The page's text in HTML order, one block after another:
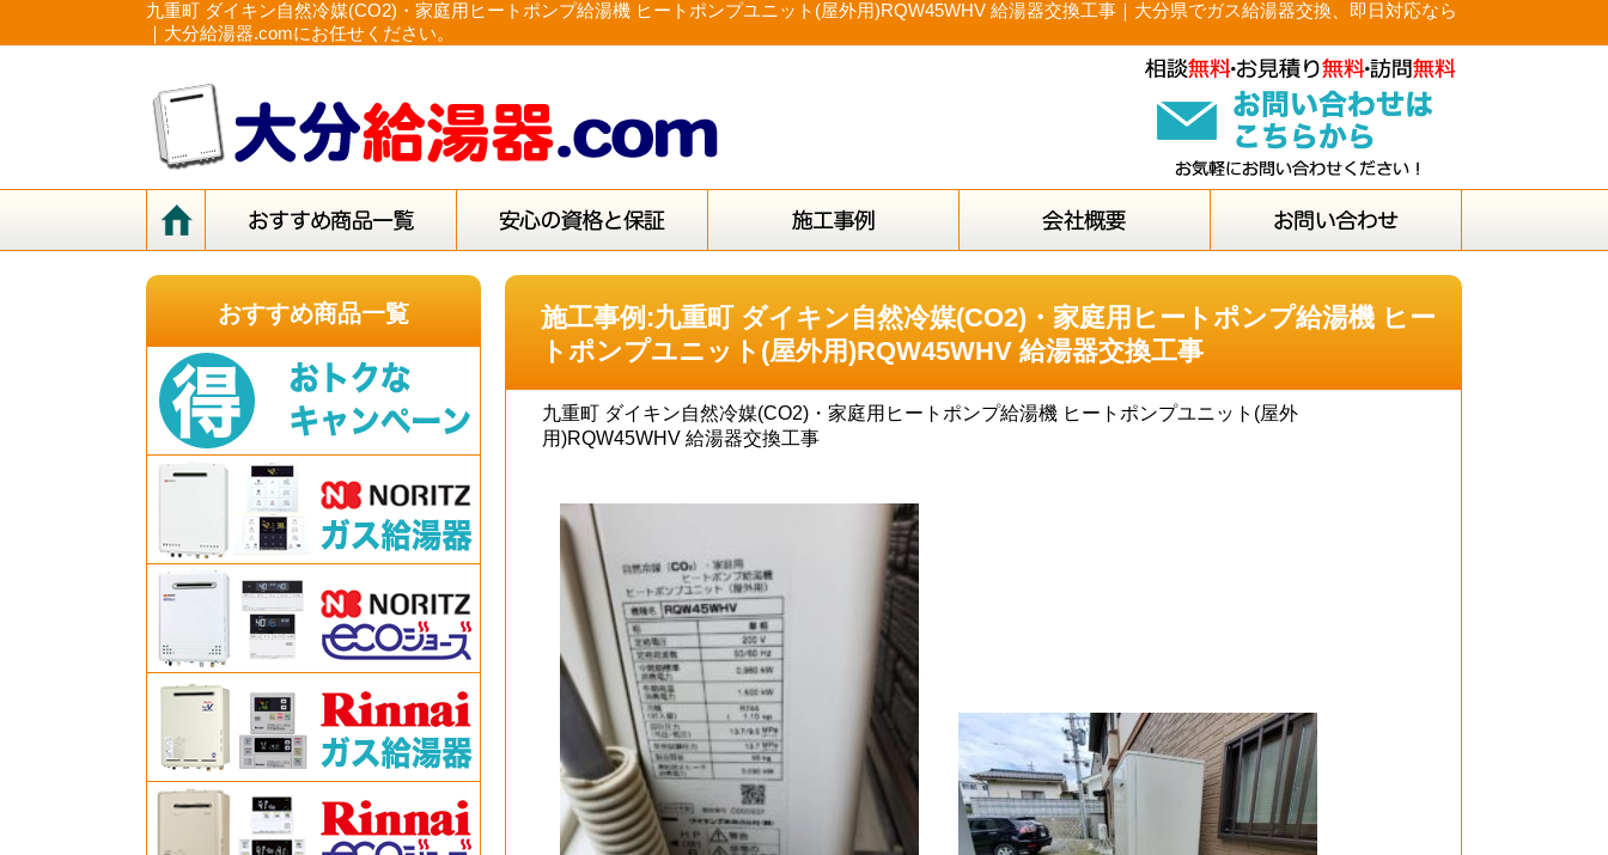
九重町 ダイキン自然冷媒(CO2)・家庭用ヒートポンプ給湯機 ヒートポンプユニット(屋外用)RQW45WHV 給湯器交換工事｜大分県でガス給湯器交換、即日対応なら
｜大分給湯器.comにお任せください。
施工事例:九重町 ダイキン自然冷媒(CO2)・家庭用ヒートポンプ給湯機 ヒー
トポンプユニット(屋外用)RQW45WHV 給湯器交換工事
九重町 ダイキン自然冷媒(CO2)・家庭用ヒートポンプ給湯機 ヒートポンプユニット(屋外
用)RQW45WHV 給湯器交換工事
おすすめ商品一覧